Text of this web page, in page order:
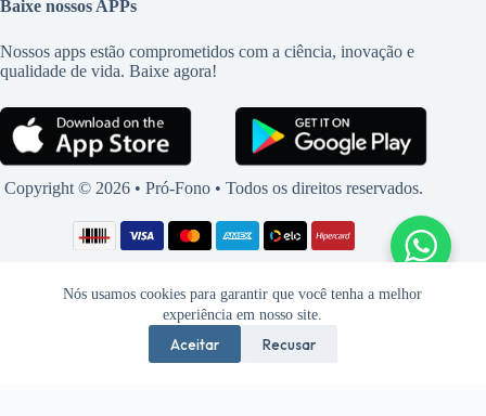
Nós usamos cookies para garantir que você tenha a melhor
experiência em nosso site.
Aceitar Recusar
Baixe nossos APPs
Nossos apps estão comprometidos com a ciência, inovação e
qualidade de vida. Baixe agora!
Copyright © 2026 • Pró-Fono • Todos os direitos reservados.